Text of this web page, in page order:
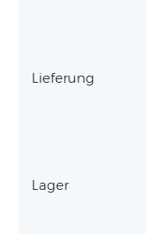
Lieferung
Lager